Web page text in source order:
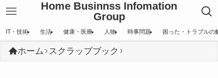
Home Businnss Infomation
Group
IT・技術 生活 健康・医療 人物 時事問題 困った・トラブルの
ホーム スクラップブック